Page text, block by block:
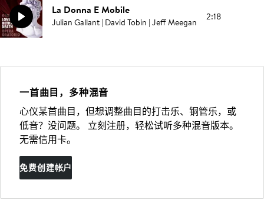
La Donna E Mobile
Julian Gallant | David Tobin | Jeff Meegan 2:18
一首曲目，多种混音
心仪某首曲目，但想调整曲目的打击乐、铜管乐，或
低音？没问题。 立刻注册，轻松试听多种混音版本。
无需信用卡。
免费创建帐户